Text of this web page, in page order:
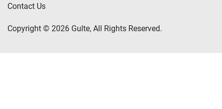
Contact Us
Copyright © 2026 Gulte, All Rights Reserved.